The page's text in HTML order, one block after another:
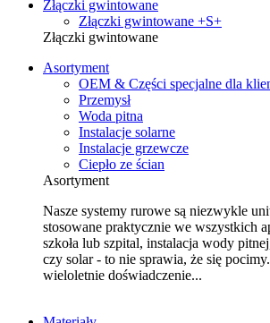
Złączki gwintowane
Złączki gwintowane +S+
Złączki gwintowane
Asortyment
OEM & Części specjalne dla
Przemysł
Woda pitna
Instalacje solarne
Instalacje grzewcze
Ciepło ze ścian
Asortyment
Nasze systemy rurowe są niezwykle
stosowane praktycznie we wszystkich
szkoła lub szpital, instalacja wody
czy solar - to nie sprawia, że się
wieloletnie doświadczenie...